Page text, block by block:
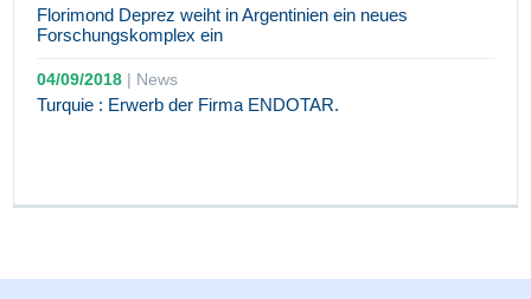
Florimond Deprez weiht in Argentinien ein neues
Forschungskomplex ein
04/09/2018 | News
Turquie : Erwerb der Firma ENDOTAR.